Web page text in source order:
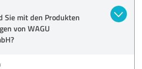
Sie mit den Produkten
von WAGU